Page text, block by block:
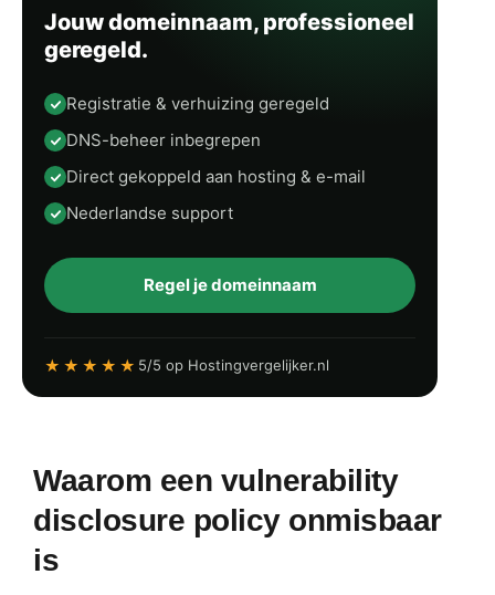
Jouw domeinnaam, professioneel
geregeld.
Registratie & verhuizing geregeld
DNS-beheer inbegrepen
Direct gekoppeld aan hosting & e-mail
Nederlandse support
Regel je domeinnaam
★★★★★ 5/5 op Hostingvergelijker.nl
Waarom een vulnerability
disclosure policy onmisbaar
is